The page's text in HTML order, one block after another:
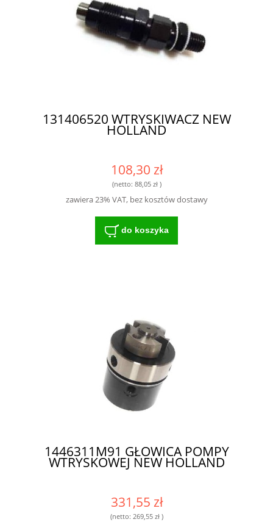
131406520 WTRYSKIWACZ NEW
HOLLAND
108,30 zł
(netto: 88,05 zł)
zawiera 23% VAT, bez kosztów dostawy
do koszyka
1446311M91 GŁOWICA POMPY
WTRYSKOWEJ NEW HOLLAND
331,55 zł
(netto: 269,55 zł)